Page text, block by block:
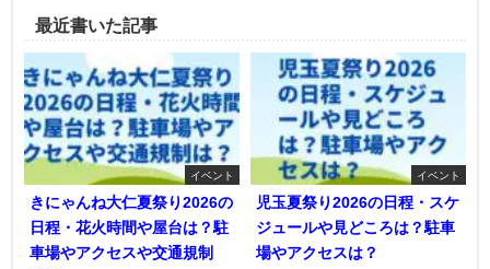
最近書いた記事
イベント
きにゃんね大仁夏祭り2026の
日程・花火時間や屋台は？駐
車場やアクセスや交通規制
イベント
児玉夏祭り2026の日程・スケ
ジュールや見どころは？駐車
場やアクセスは？